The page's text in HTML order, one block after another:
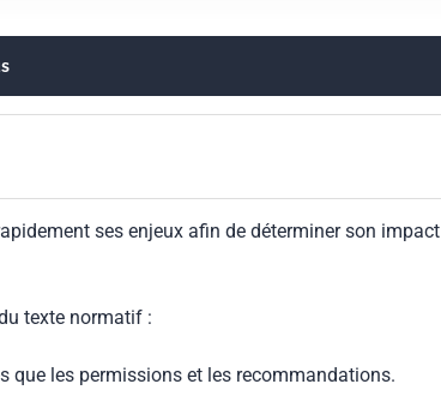
ses enjeux afin de déterminer son impact
texte normatif :
que les permissions et les recommandations.